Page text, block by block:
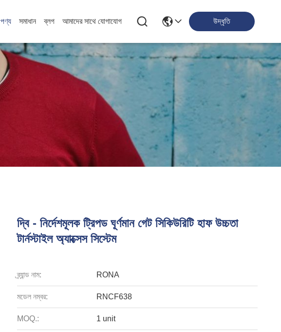
পণ্য সমাধান ব্লগ আমাদের সাথে যোগাযোগ উদ্ধৃতি
দ্বি - নির্দেশমূলক ট্রিপড ঘূর্ণমান গেট সিকিউরিটি হাফ উচ্চতা
টার্নস্টাইল অ্যাক্সেস সিস্টেম
ব্র্যান্ড নাম: RONA
মডেল নম্বর: RNCF638
MOQ.: 1 unit